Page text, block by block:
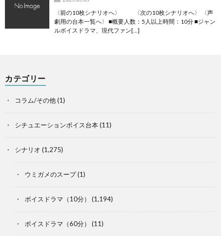
〈前の10枚シナリオへ〉 〈次の10枚シナリオへ〉 〈声
劇用の台本一覧へ〉 ■概要人数：5人以上時間：10分 ■ジャン
ルボイスドラマ、現代ファン[…]
カテゴリー
コラム/その他(1)
シチュエーションボイス台本(11)
シナリオ (1,275)
ウミガメのスープ(1)
ボイスドラマ（10分） (1,194)
ボイスドラマ（60分） (11)